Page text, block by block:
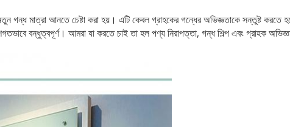
গন্ধ মাত্রা আনতে চেষ্টা করা হয়। এটি কেবল গ্রাহকের গন্ধের অভিজ্ঞতাকে সন্তুষ্ট করতে
বন্ধুত্বপূর্ণ। আমরা যা করতে চাই তা হল পণ্য নিরাপত্তা, গন্ধ শিল্প এবং গ্রাহক